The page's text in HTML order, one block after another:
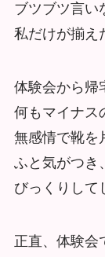
ブツブツ言い
私だけが揃え
体験会から帰
何もマイナス
無感情で靴を
ふと気がつき、
びっくりして
正直、体験会